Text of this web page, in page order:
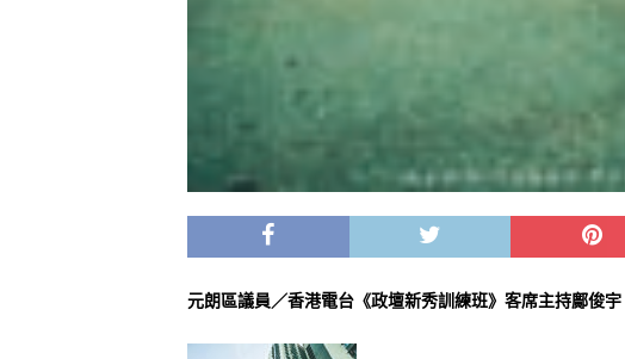
元朗區議員／香港電台《政壇新秀訓練班》客席主持鄺俊宇